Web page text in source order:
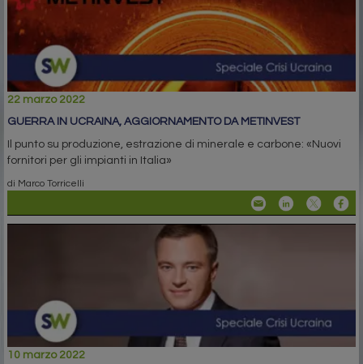
22 marzo 2022
GUERRA IN UCRAINA, AGGIORNAMENTO DA METINVEST
Il punto su produzione, estrazione di minerale e carbone: «Nuovi
fornitori per gli impianti in Italia»
di Marco Torricelli
10 marzo 2022